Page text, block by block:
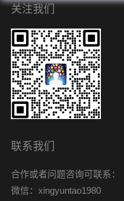
关注我们
联系我们
合作或者问题咨询可联系：
微信：xingyuntao1980